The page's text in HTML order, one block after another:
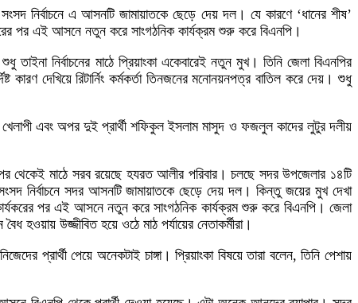
নির্বাচনে এ আসনটি জামায়াতকে ছেড়ে দেয় দল। যে কারণে ‘ধানের শীষ’
পর এই আসনে নতুন করে সাংগঠনিক কার্যক্রম শুরু করে বিএনপি।
তাইনা নির্বাচনের মাঠে প্রিয়াংকা একেবারেই নতুন মুখ। তিনি জেলা বিএনপির
দেখিয়ে রিটার্নিং কর্মকর্তা তিনজনের মনোনয়নপত্র বাতিল করে দেয়। শুধু
খেলাপী এবং অপর দুই প্রার্থী শফিকুল ইসলাম মাসুদ ও ফজলুল কাদের লুটুর দলীয়
থেকেই মাঠে সরব রয়েছে হযরত আলীর পরিবার। চলছে সদর উপজেলার ১৪টি
নির্বাচনে সদর আসনটি জামায়াতকে ছেড়ে দেয় দল। কিন্তু জয়ের মুখ দেখা
কার্যকরের পর এই আসনে নতুন করে সাংগঠনিক কার্যক্রম শুরু করে বিএনপি। জেলা
হওয়ায় উজ্জীবিত হয়ে ওঠে মাঠ পর্যায়ের নেতাকর্মীরা।
প্রার্থী পেয়ে অনেকটাই চাঙ্গা। প্রিয়াংকা বিষয়ে তারা বলেন, তিনি পেশায়